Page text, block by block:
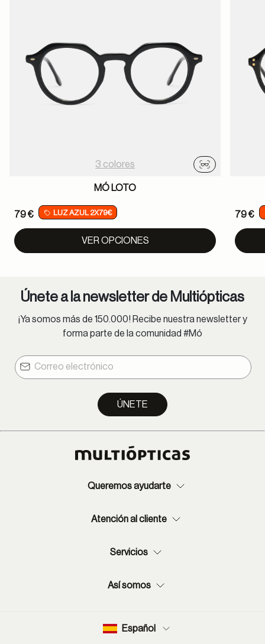
3 colores
Probador
MÓ LOTO
79 € LUZ AZUL 2X79€
VER OPCIONES
79 €
Únete a la newsletter de Multiópticas
¡Ya somos más de 150.000! Recibe nuestra newsletter y
forma parte de la comunidad #Mó
ÚNETE
Queremos ayudarte
Atención al cliente
Servicios
Así somos
Español